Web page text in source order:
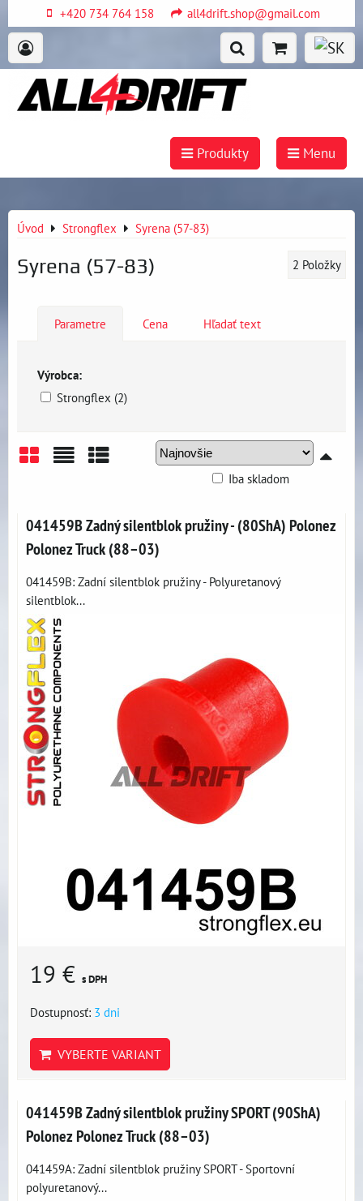
+420 734 764 158 all4drift.shop@gmail.com
Produkty Menu
Úvod Strongflex Syrena (57-83)
Syrena (57-83) 2 Položky
Parametre Cena Hľadať text
Výrobca:
Strongflex (2)
Iba skladom
041459B Zadný silentblok pružiny - (80ShA) Polonez
Polonez Truck (88–03)
041459B: Zadní silentblok pružiny - Polyuretanový
silentblok...
19 € s DPH
Dostupnosť: 3 dni
VYBERTE VARIANT
041459B Zadný silentblok pružiny SPORT (90ShA)
Polonez Polonez Truck (88–03)
041459A: Zadní silentblok pružiny SPORT - Sportovní
polyuretanový...